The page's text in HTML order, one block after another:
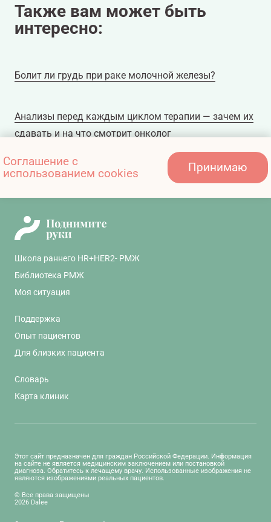
Также вам может быть
интересно:
Болит ли грудь при раке молочной железы?
Анализы перед каждым циклом терапии — зачем их
сдавать и на что смотрит онколог
Почему возникает боль?
Школа раннего HR+HER2- РМЖ
Библиотека РМЖ
Моя ситуация
Поддержка
Опыт пациентов
Для близких пациента
Словарь
Карта клиник
Этот сайт предназначен для граждан Российской Федерации. Информация
на сайте не является медицинским заключением или постановкой
диагноза. Обратитесь к лечащему врачу. Использованные изображения не
являются изображениями реальных пациентов.
© Все права защищены
2026 Dalee
Соглашение с
использованием cookies
Принимаю